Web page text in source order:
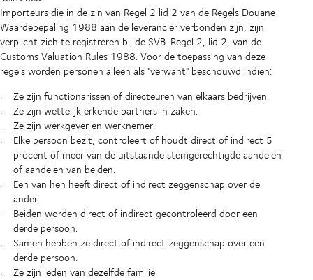
Importeurs die in de zin van Regel 2 lid 2 van de Regels Douane
Waardebepaling 1988 aan de leverancier verbonden zijn, zijn
verplicht zich te registreren bij de SVB. Regel 2, lid 2, van de
Customs Valuation Rules 1988. Voor de toepassing van deze
regels worden personen alleen als "verwant" beschouwd indien:
Ze zijn functionarissen of directeuren van elkaars bedrijven.
Ze zijn wettelijk erkende partners in zaken.
Ze zijn werkgever en werknemer.
Elke persoon bezit, controleert of houdt direct of indirect 5
procent of meer van de uitstaande stemgerechtigde aandelen
of aandelen van beiden.
Een van hen heeft direct of indirect zeggenschap over de
ander.
Beiden worden direct of indirect gecontroleerd door een
derde persoon.
Samen hebben ze direct of indirect zeggenschap over een
derde persoon.
Ze zijn leden van dezelfde familie.